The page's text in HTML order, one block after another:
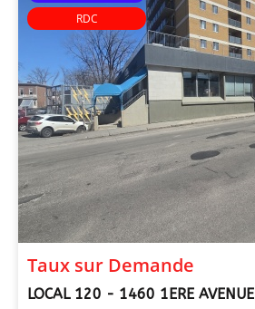
RDC
Taux sur Demande
LOCAL 120 - 1460 1ERE AVENUE